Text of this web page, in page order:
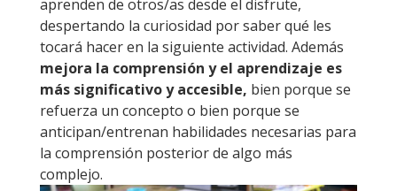
aprenden de otros/as desde el disfrute,
despertando la curiosidad por saber qué les
tocará hacer en la siguiente actividad. Además
mejora la comprensión y el aprendizaje es
más significativo y accesible, bien porque se
refuerza un concepto o bien porque se
anticipan/entrenan habilidades necesarias para
la comprensión posterior de algo más
complejo.